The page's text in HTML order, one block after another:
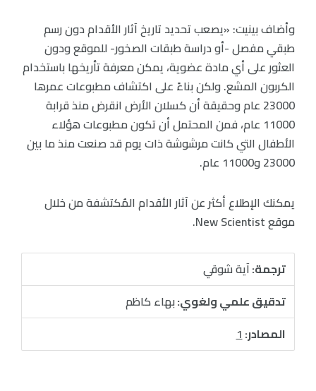
وأضاف بينيت: «يصعب تحديد تاريخ آثار الأقدام دون رسم
طبقي مفصل -أو دراسة طبقات الصخور- للموقع ودون
العثور على أي مادة عضوية، يمكن معرفة تأريخها باستخدام
الكربون المشع. ولكن بناءً على اكتشاف مطبوعات عمرها
23000 عام وحقيقة أن كسلان الأرض انقرض منذ قرابة
11000 عام، فمن المحتمل أن تكون مطبوعات هؤلاء
الأطفال التي كانت مرشوشة ذات يوم قد صنعت منذ ما بين
23000 و11000 عام.
يمكنك الإطلاع أكثر عن آثار الأقدام المُكتشفة من خلال
موقع New Scientist.
ترجمة:آية شوقي
تدقيق علمي ولغوي:بهاء كاظم
المصادر:1